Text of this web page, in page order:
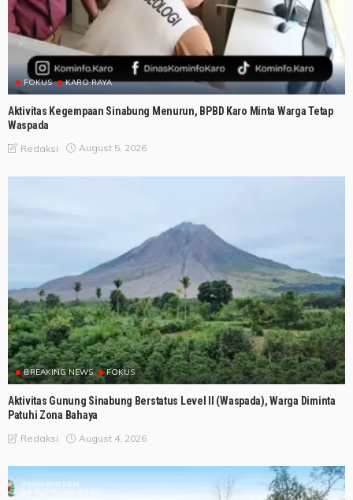
FOKUS KARO RAYA
Aktivitas Kegempaan Sinabung Menurun, BPBD Karo Minta Warga Tetap
Waspada
Redaksi August 5, 2026
BREAKING NEWS FOKUS
Aktivitas Gunung Sinabung Berstatus Level II (Waspada), Warga Diminta
Patuhi Zona Bahaya
Redaksi August 4, 2026